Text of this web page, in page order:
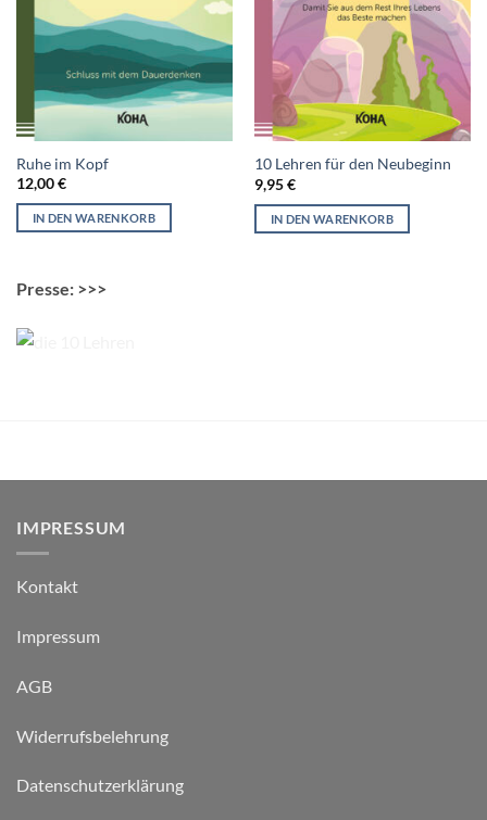
Ruhe im Kopf
12,00€
IN DEN WARENKORB
10 Lehren für den Neubeginn
9,95€
IN DEN WARENKORB
Presse: >>>
IMPRESSUM
Kontakt
Impressum
AGB
Widerrufsbelehrung
Datenschutzerklärung